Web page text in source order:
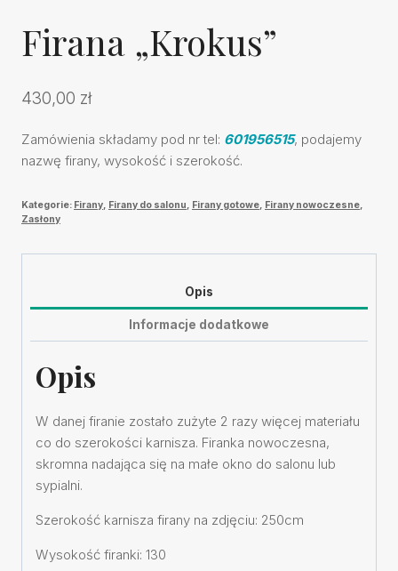
Firana „Krokus”
430,00 zł
Zamówienia składamy pod nr tel: 601956515, podajemy
nazwę firany, wysokość i szerokość.
Kategorie: Firany, Firany do salonu, Firany gotowe, Firany nowoczesne,
Zasłony
Opis
Informacje dodatkowe
Opis
W danej firanie zostało zużyte 2 razy więcej materiału
co do szerokości karnisza. Firanka nowoczesna,
skromna nadająca się na małe okno do salonu lub
sypialni.
Szerokość karnisza firany na zdjęciu: 250cm
Wysokość firanki: 130